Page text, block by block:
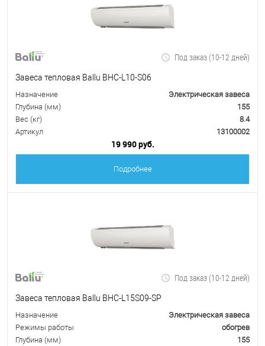
Под заказ (10-12 дней)
Завеса тепловая Ballu BHC-L10-S06
Назначение
Электрическая завеса
Глубина (мм)
155
Вес (кг)
8.4
Артикул
13100002
19 990 руб.
Подробнее
Под заказ (10-12 дней)
Завеса тепловая Ballu BHC-L15S09-SP
Назначение
Электрическая завеса
Режимы работы
обогрев
Глубина (мм)
155